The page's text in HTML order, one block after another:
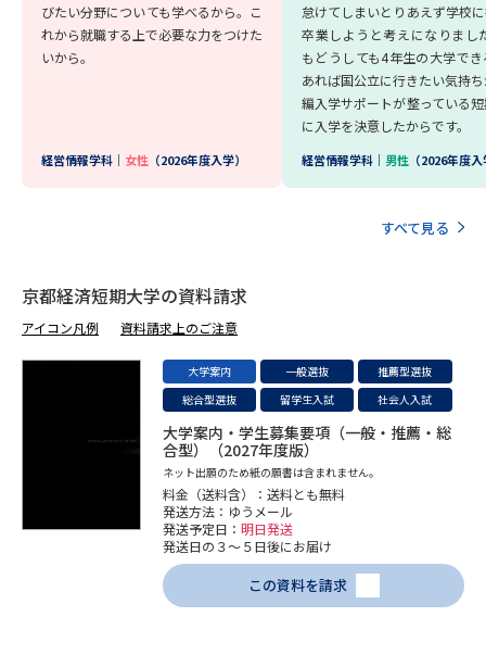
びたい分野についても学べるから。こ
れから就職する上で必要な力をつけた
いから。
経営情報学科｜ 女性 （2026年度入学）
怠けてしまいとりあえず学校
卒業しようと考えになりまし
もどうしても4年生の大学で
あれば国公立に行きたい気持
編入学サポートが整っている
に入学を決意したからです。
経営情報学科｜ 男性 （2026年度
すべて見る
京都経済短期大学の資料請求
アイコン凡例 資料請求上のご注意
大学案内 一般選抜
推薦型選抜
総合型選抜
留学生入試 社会人入試
大学案内・学生募集要項（一般・推薦・総
合型）（2027年度版）
ネット出願のため紙の願書は含まれません。
料金（送料含）：送料とも無料
発送方法：ゆうメール
発送予定日： 明日発送
発送日の３～５日後にお届け
この資料を請求